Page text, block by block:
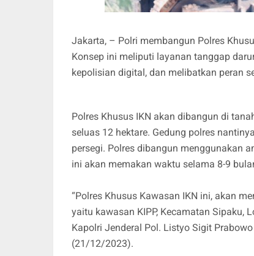
Jakarta, – Polri membangun Polres
Konsep ini meliputi layanan tanggap
kepolisian digital, dan melibatkan peran
Polres Khusus IKN akan dibangun di
seluas 12 hektare. Gedung polres
persegi. Polres dibangun menggunakan
ini akan memakan waktu selama 8-9
“Polres Khusus Kawasan IKN ini, akan
yaitu kawasan KIPP, Kecamatan Sipaku,
Kapolri Jenderal Pol. Listyo Sigit
(21/12/2023).